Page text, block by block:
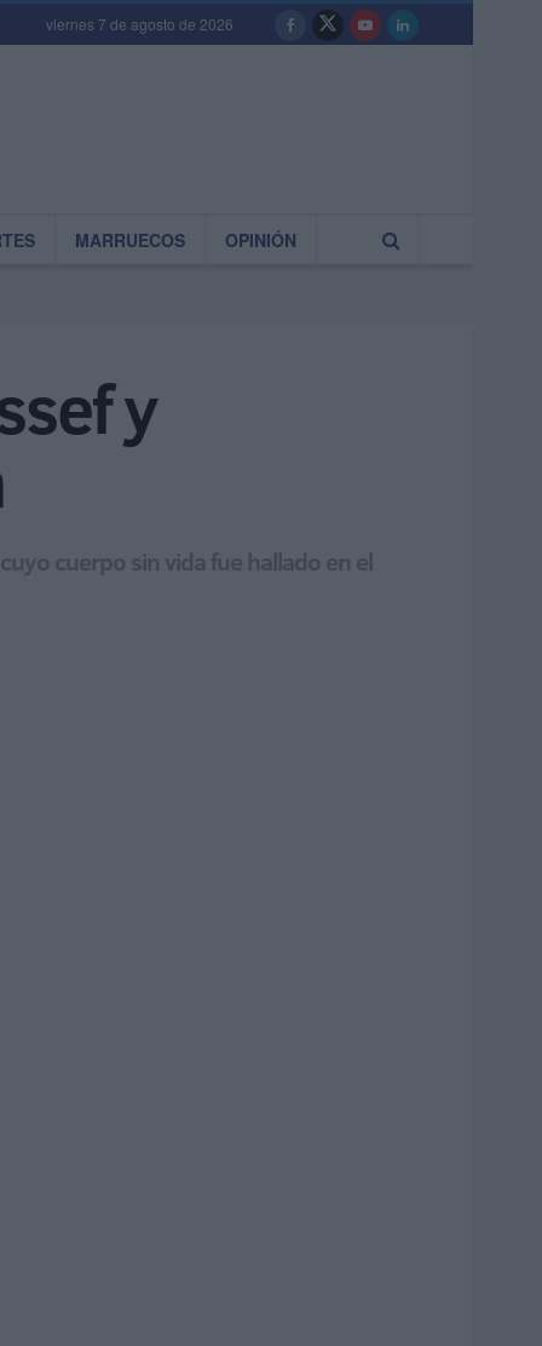
viernes 7 de agosto de 2026
MARRUECOS OPINIÓN
y
cuerpo sin vida fue hallado en el